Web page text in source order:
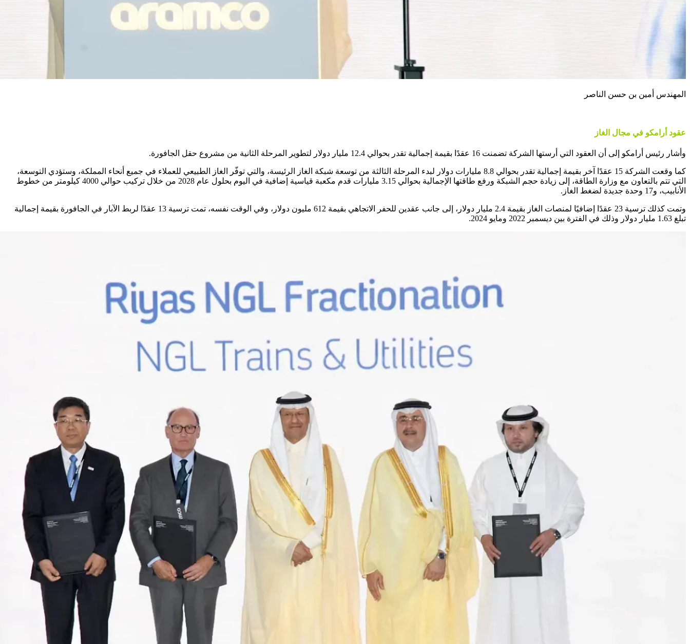
المهندس أمين بن حسن الناصر
عقود أرامكو في مجال الغاز
وأشار رئيس أرامكو إلى أن العقود التي أرستها الشركة تضمنت 16 عقدًا بقيمة إجمالية تقدر بحوالي 12.4 مليار دولار لتطوير المرحلة الثانية من مشروع حقل الجافورة.
كما وقعت الشركة 15 عقدًا آخر بقيمة إجمالية تقدر بحوالي 8.8 مليارات دولار لبدء المرحلة الثالثة من توسعة شبكة الغاز الرئيسة، والتي توفّر الغاز الطبيعي للعملاء في جميع أنحاء المملكة، وستؤدي التوسعة،
التي تتم بالتعاون مع وزارة الطاقة، إلى زيادة حجم الشبكة ورفع طاقتها الإجمالية بحوالي 3.15 مليارات قدم مكعبة قياسية إضافية في اليوم بحلول عام 2028 من خلال تركيب حوالي 4000 كيلومتر من خطوط
الأنابيب، و17 وحدة جديدة لضغط الغاز.
وتمت كذلك ترسية 23 عقدًا إضافيًا لمنصات الغاز بقيمة 2.4 مليار دولار، إلى جانب عقدين للحفر الاتجاهي بقيمة 612 مليون دولار، وفي الوقت نفسه، تمت ترسية 13 عقدًا لربط الآبار في الجافورة بقيمة إجمالية
تبلغ 1.63 مليار دولار وذلك في الفترة بين ديسمبر 2022 ومايو 2024.